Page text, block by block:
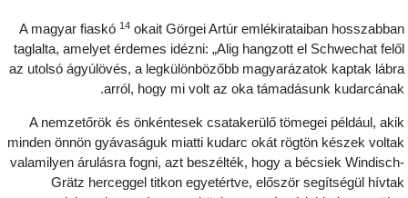
A magyar fiaskó14okait Görgei Artúr emlékirataiban
taglalta, amelyet érdemes idézni: „Alig hangzott el Schwechat
az utolsó ágyúlövés, a legkülönbözőbb magyarázatok kaptak
arról, hogy mi volt az oka támadásunk
A nemzetőrök és önkéntesek csatakerülő tömegei például,
minden önnön gyávaságuk miatti kudarc okát rögtön készek
valamilyen árulásra fogni, azt beszélték, hogy a bécsiek
Grätz herceggel titkon egyetértve, először segítségül